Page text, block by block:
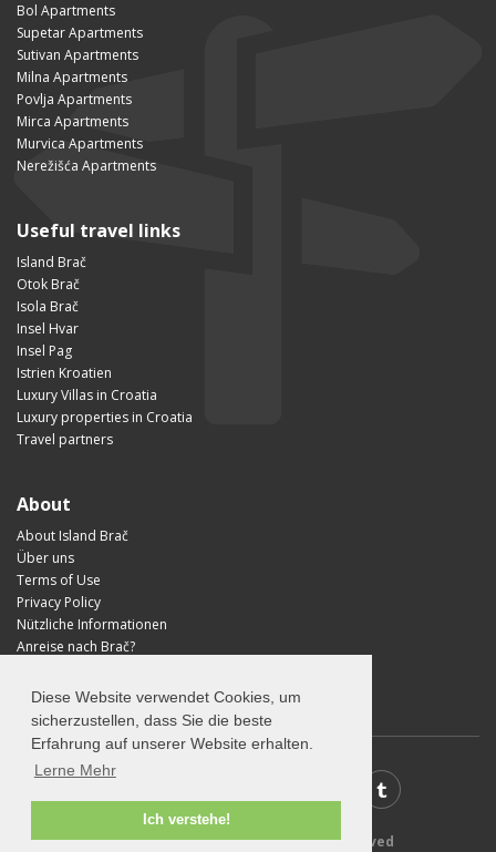
Diese Website verwendet Cookies, um
sicherzustellen, dass Sie die beste
Erfahrung auf unserer Website erhalten.
Lerne Mehr
Ich verstehe!
Bol Apartments
Supetar Apartments
Sutivan Apartments
Milna Apartments
Povlja Apartments
Mirca Apartments
Murvica Apartments
Nerežišća Apartments
Useful travel links
Island Brač
Otok Brač
Isola Brač
Insel Hvar
Insel Pag
Istrien Kroatien
Luxury Villas in Croatia
Luxury properties in Croatia
Travel partners
About
About Island Brač
Über uns
Terms of Use
Privacy Policy
Nützliche Informationen
Anreise nach Brač?
© 2026 VisitBrac.com - All rights reserved